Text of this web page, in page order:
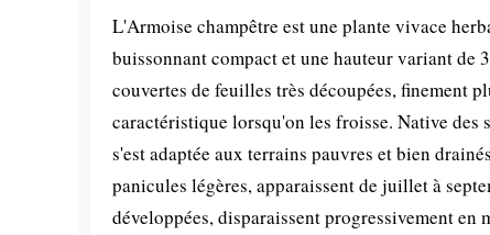
L'Armoise champêtre est une plante vivace
buissonnant compact et une hauteur variant de
couvertes de feuilles très découpées, finement
caractéristique lorsqu'on les froisse. Native des
s'est adaptée aux terrains pauvres et bien
panicules légères, apparaissent de juillet à
développées, disparaissent progressivement en